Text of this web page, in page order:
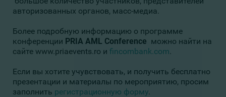
авторизованных органов, масс-медиа.
Более подробную информацию о программе
конференции PRIA AML Conference можно найти на
сайте www.priaevents.ro и fincombank.com.
Если вы хотите учувствовать, и получить бесплатно
презентации и материалы по мероприятию, просим
заполнить регистрационную форму.